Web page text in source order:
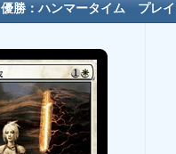
優勝：ハンマータイム プレ